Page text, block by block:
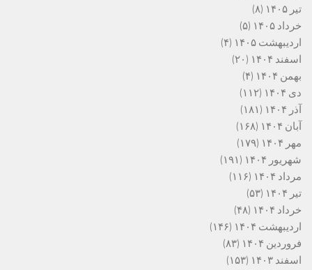
تیر ۱۴۰۵
(۸)
خرداد ۱۴۰۵
(۵)
اردیبهشت ۱۴۰۵
(۴)
اسفند ۱۴۰۴
(۲۰)
بهمن ۱۴۰۴
(۴)
دی ۱۴۰۴
(۱۱۲)
آذر ۱۴۰۴
(۱۸۱)
آبان ۱۴۰۴
(۱۶۸)
مهر ۱۴۰۴
(۱۷۹)
شهریور ۱۴۰۴
(۱۹۱)
مرداد ۱۴۰۴
(۱۱۶)
تیر ۱۴۰۴
(۵۳)
خرداد ۱۴۰۴
(۴۸)
اردیبهشت ۱۴۰۴
(۱۴۶)
فروردین ۱۴۰۴
(۸۳)
اسفند ۱۴۰۳
(۱۵۳)